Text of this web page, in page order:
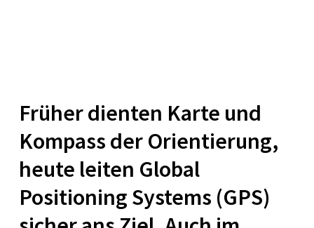
Früher dienten Karte und
Kompass der Orientierung,
heute leiten Global
Positioning Systems (GPS)